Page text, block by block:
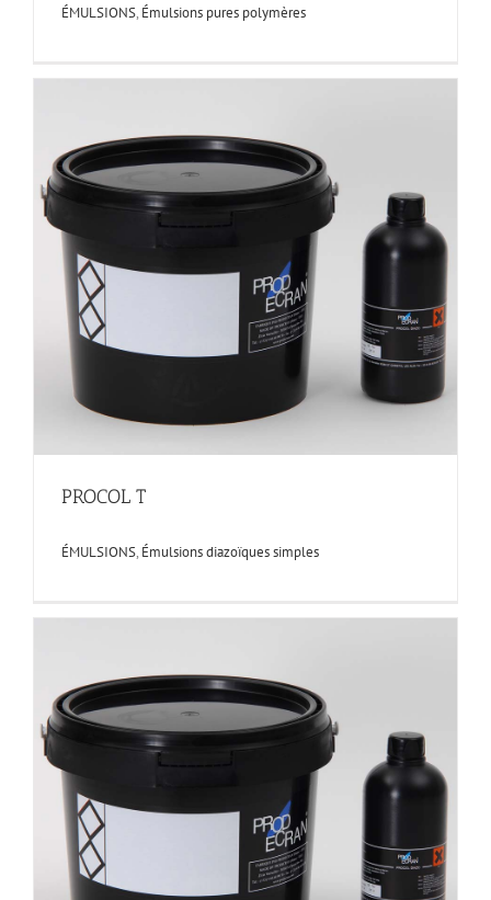
ÉMULSIONS, Émulsions pures polymères
PROCOL T
ÉMULSIONS, Émulsions diazoïques simples